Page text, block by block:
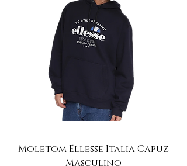
Moletom Ellesse Italia Capuz
Masculino